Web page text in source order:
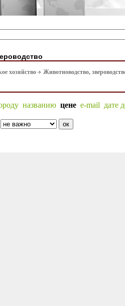
хозяйство Животноводство,
названию цене e-mail дате